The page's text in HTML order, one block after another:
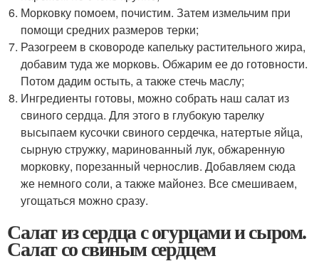
Морковку помоем, почистим. Затем измельчим при
помощи средних размеров терки;
Разогреем в сковороде капельку растительного жира,
добавим туда же морковь. Обжарим ее до готовности.
Потом дадим остыть, а также стечь маслу;
Ингредиенты готовы, можно собрать наш салат из
свиного сердца. Для этого в глубокую тарелку
высыпаем кусочки свиного сердечка, натертые яйца,
сырную стружку, маринованный лук, обжаренную
морковку, порезанный чернослив. Добавляем сюда
же немного соли, а также майонез. Все смешиваем,
угощаться можно сразу.
Салат из сердца с огурцами и сыром.
Салат со свиным сердцем